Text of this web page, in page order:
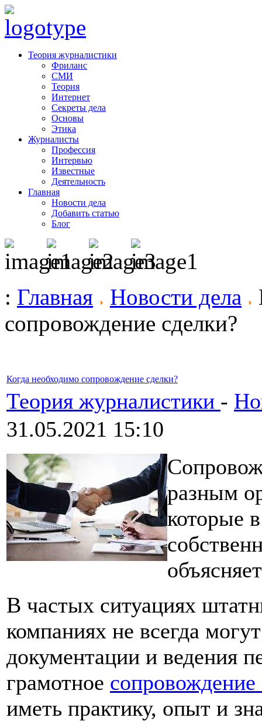
Теория журналистики
Фриланс
СМИ
Теория
Интернет
Секреты дела
Основы
Этика
Журналисты
Профессия
Интервью
Известные
Деятельность
Главная
Новости дела
Добавить статью
Блог
: Главная Новости дела
сопровождение сделки?
Когда необходимо сопровождение сделки?
Теория журналистики -
31.05.2021 15:10
разным
которые
В частых ситуациях
компаниях не всегда
документации и ведения
грамотное сопровождение
иметь практику, опыт и